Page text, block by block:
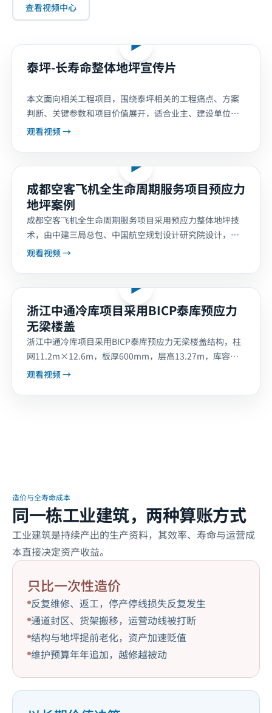
查看视频中心
▶
泰坪-长寿命整体地坪宣传片
本文面向相关工程项目，围绕泰坪相关的工程痛点、方案
判断、关键参数和项目价值展开，适合业主、建设单位、
设计单位和总包单位在前期沟通阶段参考。泰坪长寿命整
观看视频 →
客户回访
▶
成都空客飞机全生命周期服务项目预应力
地坪案例
成都空客飞机全生命周期服务项目采用预应力整体地坪技
术，由中建三局总包、中国航空规划设计研究院设计，北
京银泰建构提供超长无切割缝地面层解决方案，满足千吨
观看视频 →
项目影像
▶
浙江中通冷库项目采用BICP泰库预应力
无梁楼盖
浙江中通冷库项目采用BICP泰库预应力无梁楼盖结构，柱
网11.2m×12.6m，板厚600mm，层高13.27m，库容提
升15%以上，综合造价低于普通梁板结构。
观看视频 →
造价与全寿命成本
同一栋工业建筑，两种算账方式
工业建筑是持续产出的生产资料，其效率、寿命与运营成
本直接决定资产收益。
只比一次性造价
反复维修、返工，停产停线损失反复发生
通道封区、货架搬移，运营动线被打断
结构与地坪提前老化，资产加速贬值
维护预算年年追加，越修越被动